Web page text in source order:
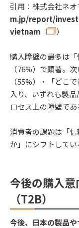
引用：株式会社ネ
m.jp/report/
vietnam
）
購入障壁の最多は
（76%）で顕著。
（55%）・「どこ
入り、いずれも製
ロセス上の障壁であ
消費者の課題は「
か」にシフトしてい
今後の購入意
（T2B）
今後、日本の製品